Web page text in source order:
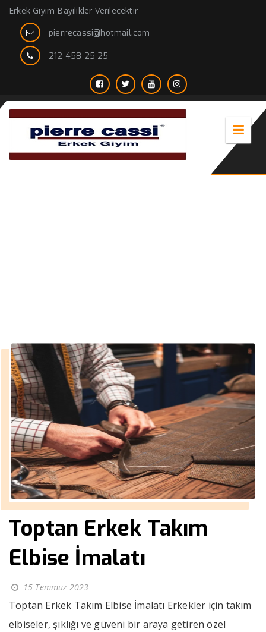
Erkek Giyim Bayilikler Verilecektir
pierrecassi@hotmail.com
212 458 25 25
Toptan Erkek Takım
Elbise İmalatı
15 Temmuz 2023
Toptan Erkek Takım Elbise İmalatı Erkekler için takım
elbiseler, şıklığı ve güveni bir araya getiren özel